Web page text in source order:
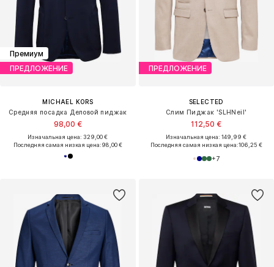
Премиум
ПРЕДЛОЖЕНИЕ
MICHAEL KORS
Средняя посадка Деловой пиджак
98,00 €
Изначальная цена: 329,00 €
Последняя самая низкая цена:98,00 €
ПРЕДЛОЖЕНИЕ
SELECTED
Слим Пиджак 'SLHNeil'
112,50 €
Изначальная цена: 149,99 €
Последняя самая низкая цена:106,25 €
+7